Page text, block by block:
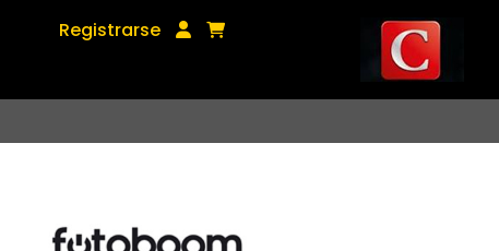
Registrarse